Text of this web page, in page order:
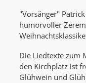
"Vorsänger"
humorvoller
Die Liedtexte zum
den Kirchplatz ist
Glühwein und